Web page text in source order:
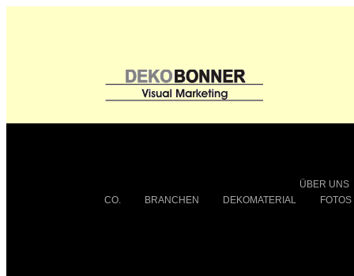
ÜBER UNS
CO.
BRANCHEN DEKOMATERIAL FOTOS